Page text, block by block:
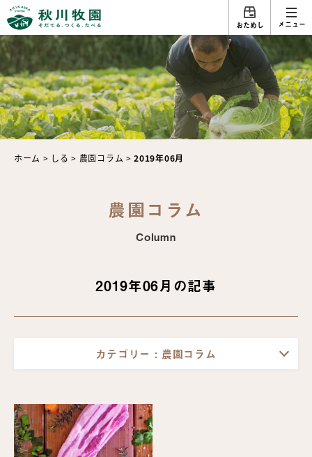
おためし メニュー
ホーム > しる > 農園コラム >2019年06月
農園コラム
Column
2019年06月の記事
カテゴリー : 農園コラム